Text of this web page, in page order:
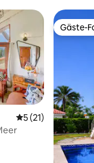
Durchschnittliche
5 (21)
Gäste-
Gäste-